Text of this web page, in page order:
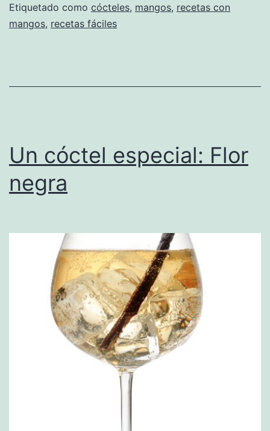
Etiquetado como cócteles, mangos, recetas con
mangos, recetas fáciles
Un cóctel especial: Flor
negra